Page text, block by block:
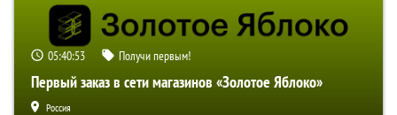
05:40:52 Получи первым!
Первый заказ в сети магазинов «Золотое Яблоко»
Россия